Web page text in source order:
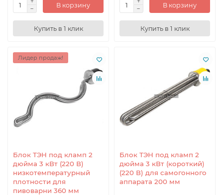
В корзину
Купить в 1 клик
В корзину
Купить в 1 клик
Лидер продаж!
Блок ТЭН под кламп 2
дюйма 3 кВт (220 В)
низкотемпературный
плотности для
пивоварни 360 мм
Блок ТЭН под кламп 2
дюйма 3 кВт (короткий)
(220 В) для самогонного
аппарата 200 мм